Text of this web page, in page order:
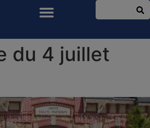
du 4 juillet